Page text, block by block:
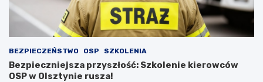
BEZPIECZEŃSTWO OSP SZKOLENIA
Bezpieczniejsza przyszłość: Szkolenie kierowców
OSP w Olsztynie rusza!